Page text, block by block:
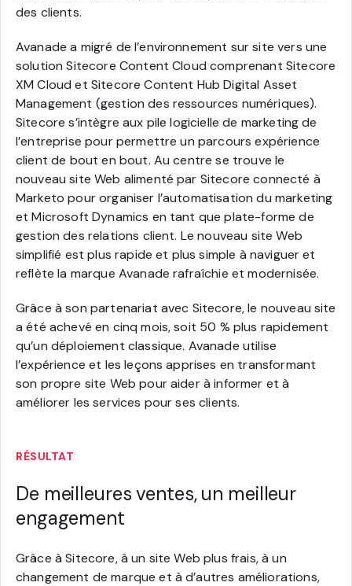
des clients.
Avanade a migré de l’environnement sur site vers une
solution Sitecore Content Cloud comprenant Sitecore
XM Cloud et Sitecore Content Hub Digital Asset
Management (gestion des ressources numériques).
Sitecore s’intègre aux pile logicielle de marketing de
l’entreprise pour permettre un parcours expérience
client de bout en bout. Au centre se trouve le
nouveau site Web alimenté par Sitecore connecté à
Marketo pour organiser l’automatisation du marketing
et Microsoft Dynamics en tant que plate-forme de
gestion des relations client. Le nouveau site Web
simplifié est plus rapide et plus simple à naviguer et
reflète la marque Avanade rafraîchie et modernisée.
Grâce à son partenariat avec Sitecore, le nouveau site
a été achevé en cinq mois, soit 50 % plus rapidement
qu’un déploiement classique. Avanade utilise
l’expérience et les leçons apprises en transformant
son propre site Web pour aider à informer et à
améliorer les services pour ses clients.
RÉSULTAT
De meilleures ventes, un meilleur
engagement
Grâce à Sitecore, à un site Web plus frais, à un
changement de marque et à d’autres améliorations,